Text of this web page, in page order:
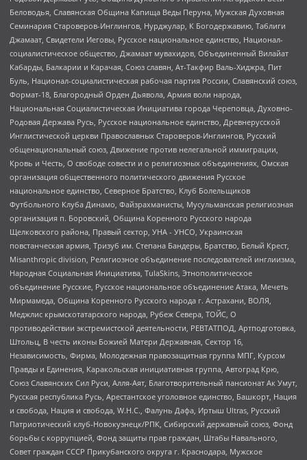
Беловодья, Славянская Община Капища Веды Перуна, Мужская Духовная
Семинария Староверов-Инглингов, Нурджулар, К Богодержавию, Таблиги
Джамаат, Свидетели Иеговы, Русское национальное единство, Национал-
социалистическое общество, Джамаат мувахидов, Объединенный Вилайат
Кабарды, Балкарии и Карачая, Союз славян, Ат-Такфир Валь-Хиджра, Пит
Буль, Национал-социалистическая рабочая партия России, Славянский союз,
Формат-18, Благородный Орден Дьявола, Армия воли народа,
Национальная Социалистическая Инициатива города Череповца, Духовно-
Родовая Держава Русь, Русское национальное единство, Древнерусской
Инглистической церкви Православных Староверов-Инглингов, Русский
общенациональный союз, Движение против нелегальной иммиграции,
Кровь и Честь, О свободе совести и о религиозных объединениях, Омская
организация общественного политического движения Русское
национальное единство, Северное Братство, Клуб Болельщиков
Футбольного Клуба Динамо, Файзрахманисты, Мусульманская религиозная
организация п. Боровский, Община Коренного Русского народа
Щелковского района, Правый сектор, УНА - УНСО, Украинская
повстанческая армия, Тризуб им. Степана Бандеры, Братство, Белый Крест,
Misanthropic division, Религиозное объединение последователей инглиизма,
Народная Социальная Инициатива, TulaSkins, Этнополитическое
объединение Русские, Русское национальное объединение Атака, Мечеть
Мирмамеда, Община Коренного Русского народа г. Астрахани, ВОЛЯ,
Меджлис крымскотатарского народа, Рубеж Севера, ТОЙС, О
противодействии экстремистской деятельности, РЕВТАТПОД, Артподготовка,
Штольц, В честь иконы Божией Матери Державная, Сектор 16,
Независимость, Фирма, Молодежная правозащитная группа МПГ, Курсом
Правды и Единения, Каракольская инициативная группа, Автоград Крю,
Союз Славянских Сил Руси, Алля-Аят, Благотворительный пансионат Ак Умут,
Русская республика Русь, Арестантское уголовное единство, Башкорт, Нация
и свобода, Нация и свобода, W.H.С., Фалунь Дафа, Иртыш Ultras, Русский
Патриотический клуб-Новокузнецк/РПК, Сибирский державный союз, Фонд
борьбы с коррупцией, Фонд защиты прав граждан, Штабы Навального,
Совет граждан СССР Прикубанского округа г. Краснодара, Мужское